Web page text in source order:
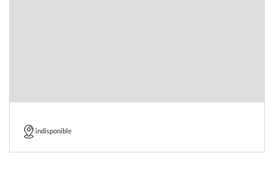
indisponible